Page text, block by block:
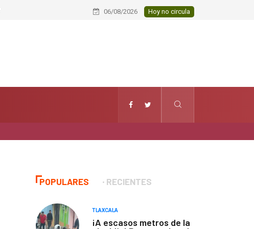
Conmemoran el XXI aniversario
06/08/2026 Hoy no circula
POPULARES RECIENTES
TLAXCALA
¡A escasos metros de la